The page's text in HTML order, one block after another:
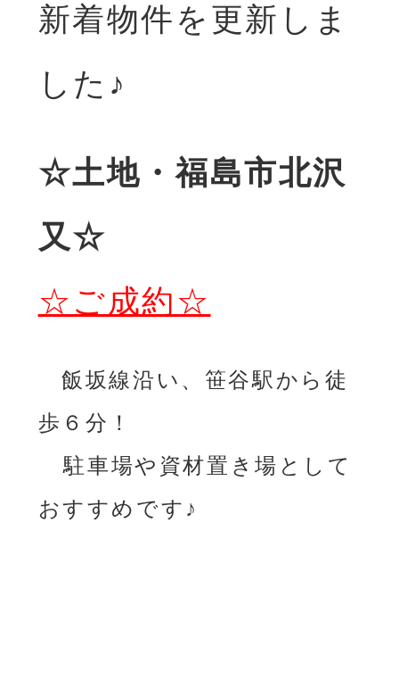
新着物件を更新しま
した♪
☆土地・福島市北沢
又☆
☆ご成約☆
飯坂線沿い、笹谷駅から徒
歩６分！
駐車場や資材置き場として
おすすめです♪